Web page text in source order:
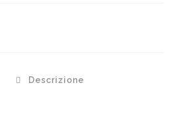
Descrizione